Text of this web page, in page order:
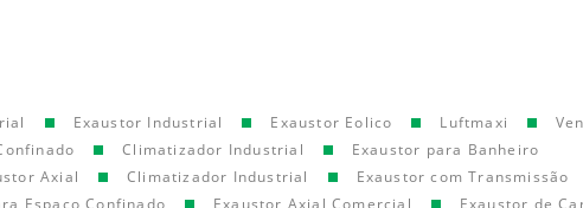
Exaustor Industrial Exaustor Eolico Luftmaxi
Climatizador Industrial
Exaustor para Banheiro
Axial Climatizador Industrial Exaustor com Transmissão
Espaço Confinado Exaustor Axial Comercial
Exaustor de